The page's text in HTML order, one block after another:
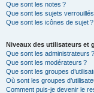
Que sont les notes ?
Que sont les sujets
Que sont les icônes de sujet ?
Niveaux des utilisateurs et
Que sont les administrateurs ?
Que sont les modérateurs ?
Que sont les groupes
Où sont les groupes
Comment puis-je devenir le